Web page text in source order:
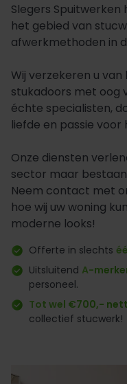
Slegers
het gebied van
afwerkmethoden in
Wij verzekeren u
stukadoors met oog
échte specialisten,
liefde en passie
Onze diensten
sector maar
Neem contact met
hoe wij uw woning
moderne looks!
Offerte in slechts
Uitsluitend A-
personeel.
Tot wel €700,-
collectief stucwerk!